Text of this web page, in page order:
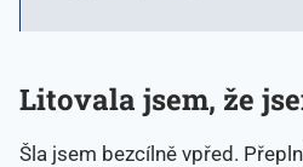
Litovala jsem, že
Šla jsem bezcílně vpřed.